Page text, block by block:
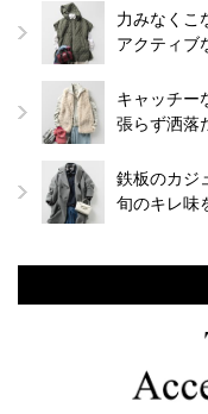
力みなくこ
アクティブ
キャッチー
張らず洒落
鉄板のカジ
旬のキレ味